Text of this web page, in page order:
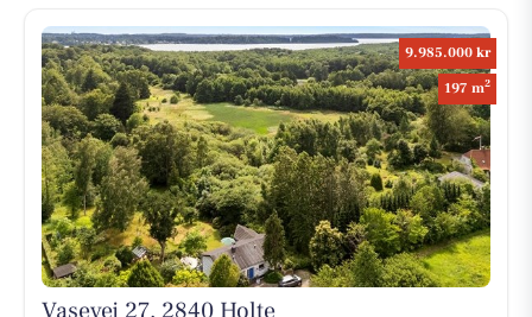
9.985.000 kr
197 m2